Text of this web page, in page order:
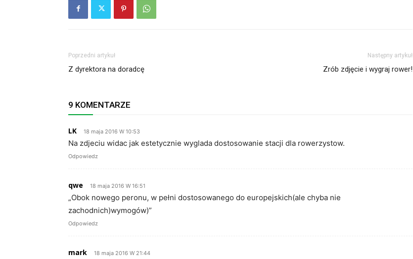
Poprzedni artykuł
Z dyrektora na doradcę
Następny artykuł
Zrób zdjęcie i wygraj rower!
9 KOMENTARZE
LK 18 maja 2016 W 10:53
Na zdjeciu widac jak estetycznie wyglada dostosowanie stacji dla rowerzystow.
Odpowiedz
qwe 18 maja 2016 W 16:51
„Obok nowego peronu, w pełni dostosowanego do europejskich(ale chyba nie
zachodnich)wymogów)”
Odpowiedz
mark 18 maja 2016 W 21:44